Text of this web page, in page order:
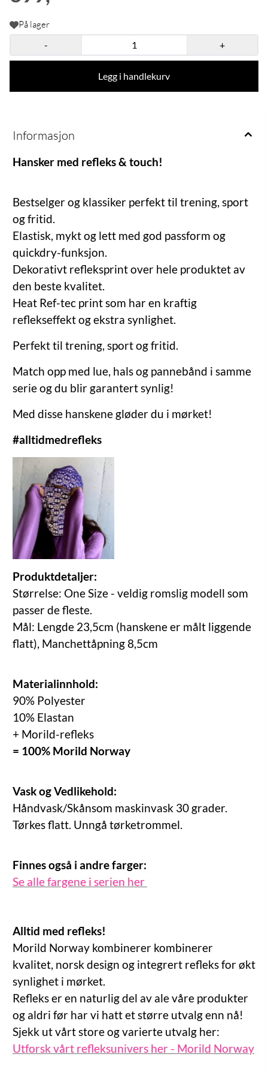
På lager
-
+
Legg i handlekurv
Informasjon
Hansker med refleks & touch!
Bestselger og klassiker perfekt til trening, sport
og fritid.
Elastisk, mykt og lett med god passform og
quickdry-funksjon.
Dekorativt refleksprint over hele produktet av
den beste kvalitet.
Heat Ref-tec print som har en kraftig
reflekseffekt og ekstra synlighet.
Perfekt til trening, sport og fritid.
Match opp med lue, hals og pannebånd i samme
serie og du blir garantert synlig!
Med disse hanskene gløder du i mørket!
#alltidmedrefleks
Produktdetaljer:
Størrelse: One Size - veldig romslig modell som
passer de fleste.
Mål: Lengde 23,5cm (hanskene er målt liggende
flatt), Manchettåpning 8,5cm
Materialinnhold:
90% Polyester
10% Elastan
+ Morild-refleks
= 100% Morild Norway
Vask og Vedlikehold:
Håndvask/Skånsom maskinvask 30 grader.
Tørkes flatt. Unngå tørketrommel.
Finnes også i andre farger:
Se alle fargene i serien her
Alltid med refleks!
Morild Norway kombinerer kombinerer
kvalitet, norsk design og integrert refleks for økt
synlighet i mørket.
Refleks er en naturlig del av ale våre produkter
og aldri før har vi hatt et større utvalg enn nå!
Sjekk ut vårt store og varierte utvalg her:
Utforsk vårt refleksunivers her - Morild Norway